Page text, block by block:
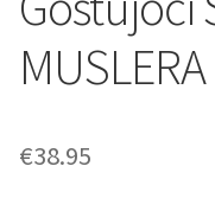
€38.95